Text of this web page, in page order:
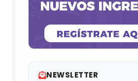
NEWSLETTER